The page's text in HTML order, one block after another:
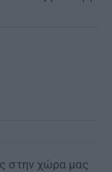
στην χώρα μας